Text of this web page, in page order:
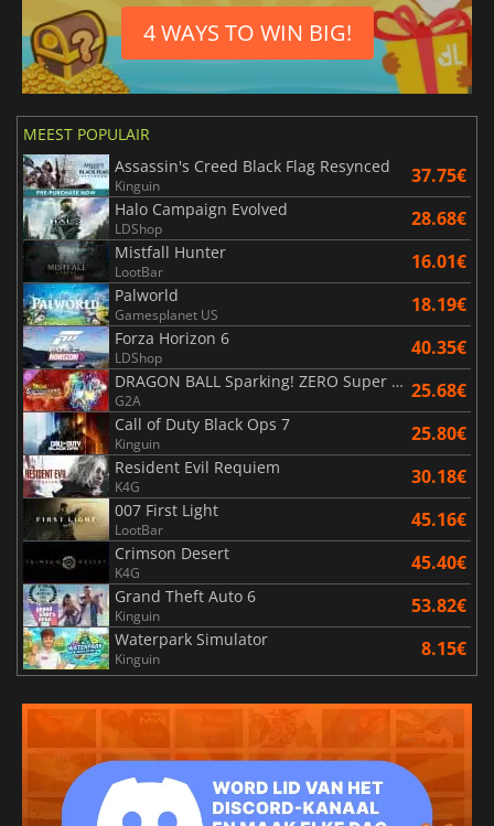
4 WAYS TO WIN BIG!
MEEST POPULAIR
Assassin's Creed Black Flag Resynced
Kinguin 37.75€
Halo Campaign Evolved
LDShop 28.68€
Mistfall Hunter
LootBar 16.01€
Palworld
Gamesplanet US 18.19€
Forza Horizon 6
LDShop 40.35€
DRAGON BALL Sparking! ZERO Super Limit Breaking NEO
G2A 25.68€
Call of Duty Black Ops 7
Kinguin 25.80€
Resident Evil Requiem
K4G 30.18€
007 First Light
LootBar 45.16€
Crimson Desert
K4G 45.40€
Grand Theft Auto 6
Kinguin 53.82€
Waterpark Simulator
Kinguin 8.15€